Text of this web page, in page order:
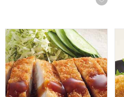
【銀座梅林】ロースカツ 2枚入